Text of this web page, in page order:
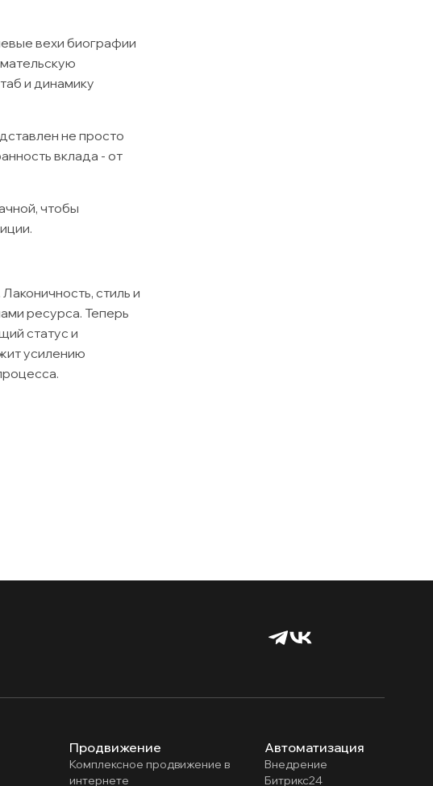
вехи биографии
и динамику
не просто
вклада - от
чтобы
стиль и
ресурса. Теперь
статус и
усилению
Продвижение
Комплексное продвижение в
интернете
Автоматизация
Внедрение
Битрикс24